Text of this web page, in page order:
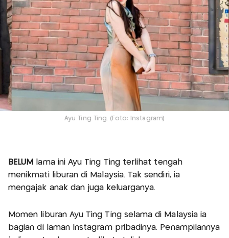
Ayu Ting Ting. (Foto: Instagram)
BELUM
lama ini Ayu Ting Ting terlihat tengah
menikmati liburan di Malaysia. Tak sendiri, ia
mengajak anak dan juga keluarganya.
Momen liburan Ayu Ting Ting selama di Malaysia ia
bagian di laman Instagram pribadinya. Penampilannya